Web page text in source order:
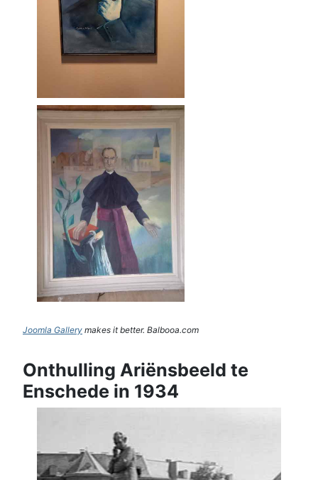
Joomla Gallery makes it better. Balbooa.com
Onthulling Ariënsbeeld te
Enschede in 1934